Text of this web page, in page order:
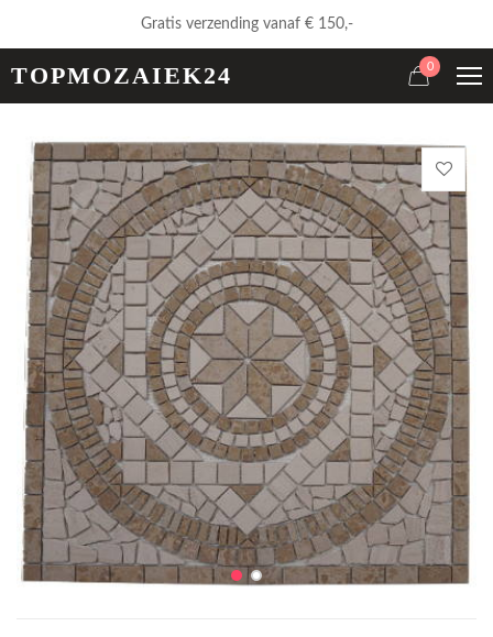
Gratis verzending vanaf € 150,-
TOPMOZAIEK24 0